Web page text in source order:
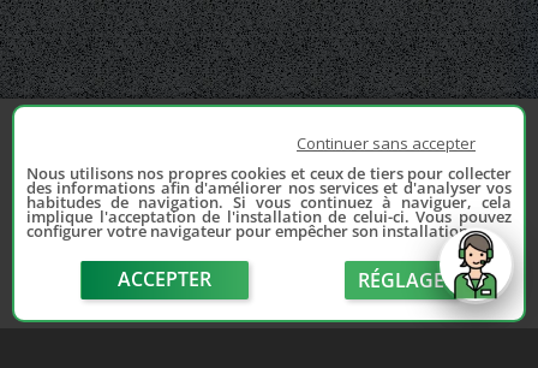
Continuer sans accepter
Nous utilisons nos propres cookies et ceux de tiers pour collecter
des informations afin d'améliorer nos services et d'analyser vos
habitudes de navigation. Si vous continuez à naviguer, cela
implique l'acceptation de l'installation de celui-ci. Vous pouvez
configurer votre navigateur pour empêcher son installation.
ACCEPTER RÉGLAGE